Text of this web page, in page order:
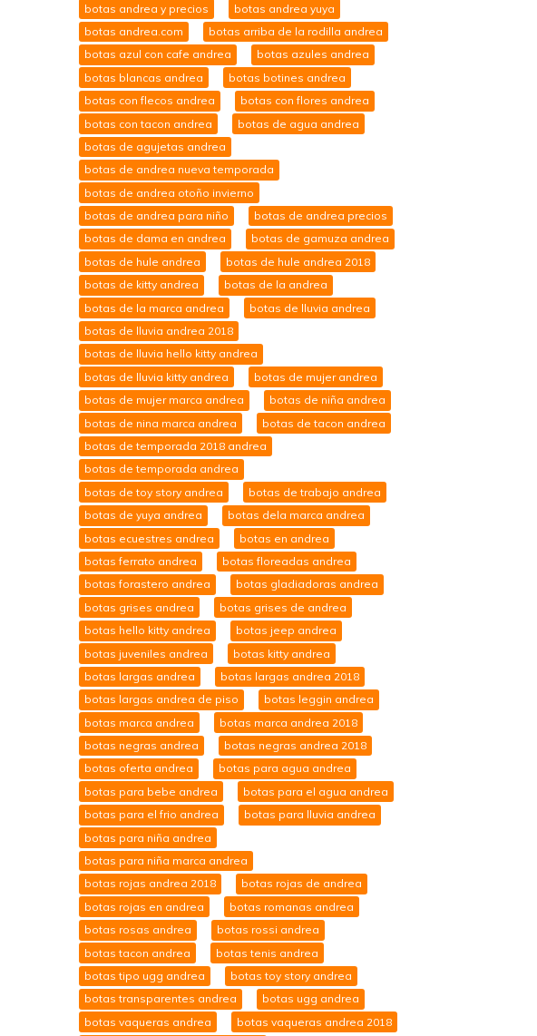
botas andrea y precios
botas andrea yuya
botas andrea.com
botas arriba de la rodilla andrea
botas azul con cafe andrea
botas azules andrea
botas blancas andrea
botas botines andrea
botas con flecos andrea
botas con flores andrea
botas con tacon andrea
botas de agua andrea
botas de agujetas andrea
botas de andrea nueva temporada
botas de andrea otoño invierno
botas de andrea para niño
botas de andrea precios
botas de dama en andrea
botas de gamuza andrea
botas de hule andrea
botas de hule andrea 2018
botas de kitty andrea
botas de la andrea
botas de la marca andrea
botas de lluvia andrea
botas de lluvia andrea 2018
botas de lluvia hello kitty andrea
botas de lluvia kitty andrea
botas de mujer andrea
botas de mujer marca andrea
botas de niña andrea
botas de nina marca andrea
botas de tacon andrea
botas de temporada 2018 andrea
botas de temporada andrea
botas de toy story andrea
botas de trabajo andrea
botas de yuya andrea
botas dela marca andrea
botas ecuestres andrea
botas en andrea
botas ferrato andrea
botas floreadas andrea
botas forastero andrea
botas gladiadoras andrea
botas grises andrea
botas grises de andrea
botas hello kitty andrea
botas jeep andrea
botas juveniles andrea
botas kitty andrea
botas largas andrea
botas largas andrea 2018
botas largas andrea de piso
botas leggin andrea
botas marca andrea
botas marca andrea 2018
botas negras andrea
botas negras andrea 2018
botas oferta andrea
botas para agua andrea
botas para bebe andrea
botas para el agua andrea
botas para el frio andrea
botas para lluvia andrea
botas para niña andrea
botas para niña marca andrea
botas rojas andrea 2018
botas rojas de andrea
botas rojas en andrea
botas romanas andrea
botas rosas andrea
botas rossi andrea
botas tacon andrea
botas tenis andrea
botas tipo ugg andrea
botas toy story andrea
botas transparentes andrea
botas ugg andrea
botas vaqueras andrea
botas vaqueras andrea 2018